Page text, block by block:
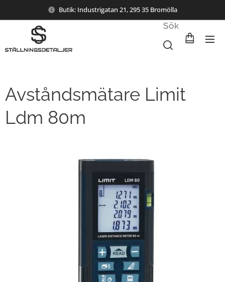
Butik: Industrigatan 21, 295 35 Bromölla
Sök
Avståndsmätare Limit
Ldm 80m